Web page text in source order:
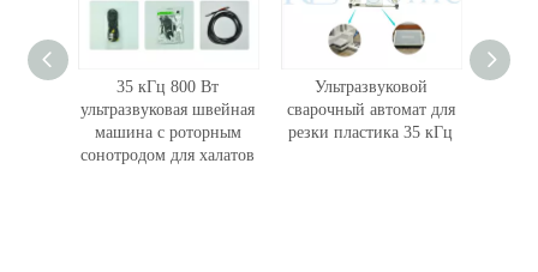
35 кГц 800 Вт
ультразвуковая швейная
машина с роторным
сонотродом для халатов
Ультразвуковой
сварочный автомат для
резки пластика 35 кГц